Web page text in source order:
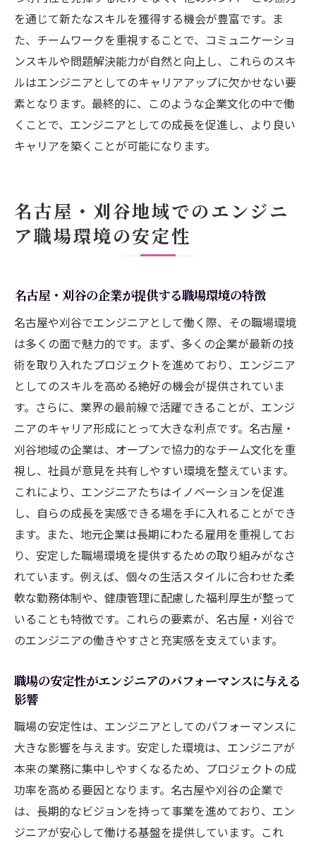
を通じて新たなスキルを獲得する機会が豊富です。ま
た、チームワークを重視することで、コミュニケーショ
ンスキルや問題解決能力が自然と向上し、これらのスキ
ルはエンジニアとしてのキャリアアップに欠かせない要
素となります。最終的に、このような企業文化の中で働
くことで、エンジニアとしての成長を促進し、より良い
キャリアを築くことが可能になります。
名古屋・刈谷地域でのエンジニ
ア職場環境の安定性
名古屋・刈谷の企業が提供する職場環境の特徴
名古屋や刈谷でエンジニアとして働く際、その職場環境
は多くの面で魅力的です。まず、多くの企業が最新の技
術を取り入れたプロジェクトを進めており、エンジニア
としてのスキルを高める絶好の機会が提供されていま
す。さらに、業界の最前線で活躍できることが、エンジ
ニアのキャリア形成にとって大きな利点です。名古屋・
刈谷地域の企業は、オープンで協力的なチーム文化を重
視し、社員が意見を共有しやすい環境を整えています。
これにより、エンジニアたちはイノベーションを促進
し、自らの成長を実感できる場を手に入れることができ
ます。また、地元企業は長期にわたる雇用を重視してお
り、安定した職場環境を提供するための取り組みがなさ
れています。例えば、個々の生活スタイルに合わせた柔
軟な勤務体制や、健康管理に配慮した福利厚生が整って
いることも特徴です。これらの要素が、名古屋・刈谷で
のエンジニアの働きやすさと充実感を支えています。
職場の安定性がエンジニアのパフォーマンスに与える
影響
職場の安定性は、エンジニアとしてのパフォーマンスに
大きな影響を与えます。安定した環境は、エンジニアが
本来の業務に集中しやすくなるため、プロジェクトの成
功率を高める要因となります。名古屋や刈谷の企業で
は、長期的なビジョンを持って事業を進めており、エン
ジニアが安心して働ける基盤を提供しています。これ